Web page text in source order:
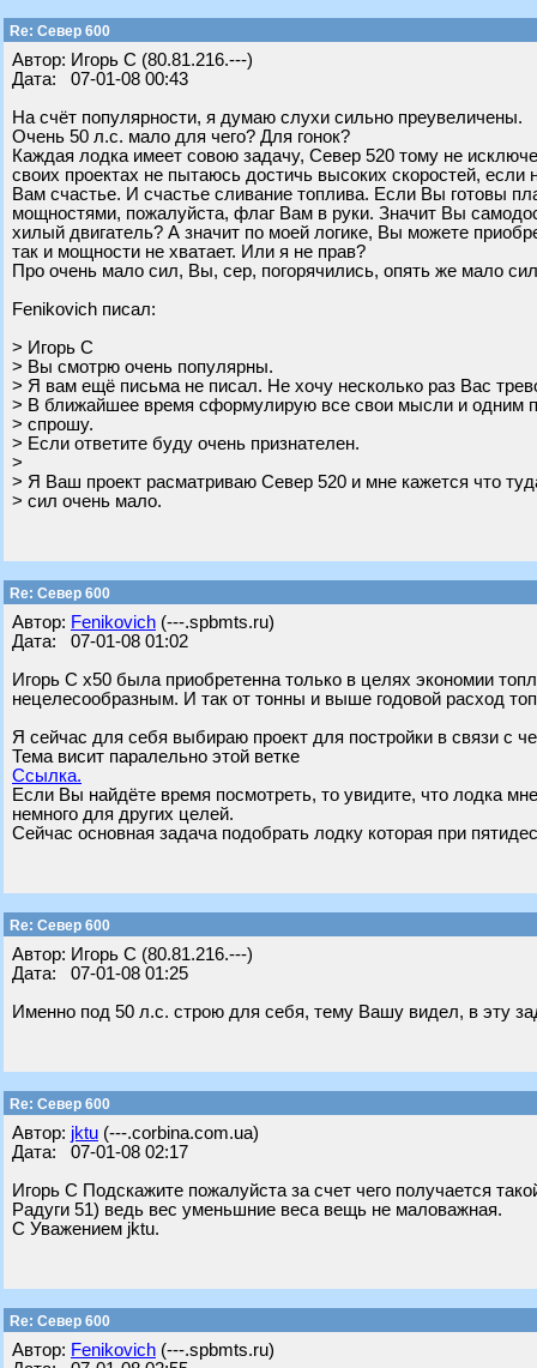
Re: Север 600
Автор: Игорь С (80.81.216.---)
Дата: 07-01-08 00:43
На счёт популярности, я думаю слухи сильно преувеличены.
Очень 50 л.с. мало для чего? Для гонок?
Каждая лодка имеет совою задачу, Север 520 тому не
своих проектах не пытаюсь достичь высоких скоростей,
Вам счастье. И счастье сливание топлива. Если Вы готовы
мощностями, пожалуйста, флаг Вам в руки. Значит Вы
хилый двигатель? А значит по моей логике, Вы можете
так и мощности не хватает. Или я не прав?
Про очень мало сил, Вы, сер, погорячились, опять же мало
Fenikovich писал:
> Игорь С
> Вы смотрю очень популярны.
> Я вам ещё письма не писал. Не хочу несколько раз Вас
> В ближайшее время сформулирую все свои мысли и одним
> спрошу.
> Если ответите буду очень признателен.
>
> Я Ваш проект расматриваю Север 520 и мне кажется что
> сил очень мало.
Re: Север 600
Автор: Fenikovich (---.spbmts.ru)
Дата: 07-01-08 01:02
Игорь С х50 была приобретенна только в целях экономии
нецелесообразным. И так от тонны и выше годовой расход
Я сейчас для себя выбираю проект для постройки в связи с
Тема висит паралельно этой ветке
Ссылка.
Если Вы найдёте время посмотреть, то увидите, что лодка
немного для других целей.
Сейчас основная задача подобрать лодку которая при
Re: Север 600
Автор: Игорь С (80.81.216.---)
Дата: 07-01-08 01:25
Именно под 50 л.с. строю для себя, тему Вашу видел, в эту
Re: Север 600
Автор: jktu (---.corbina.com.ua)
Дата: 07-01-08 02:17
Игорь С Подскажите пожалуйста за счет чего получается
Радуги 51) ведь вес уменьшние веса вещь не маловажная.
С Уважением jktu.
Re: Север 600
Автор: Fenikovich (---.spbmts.ru)